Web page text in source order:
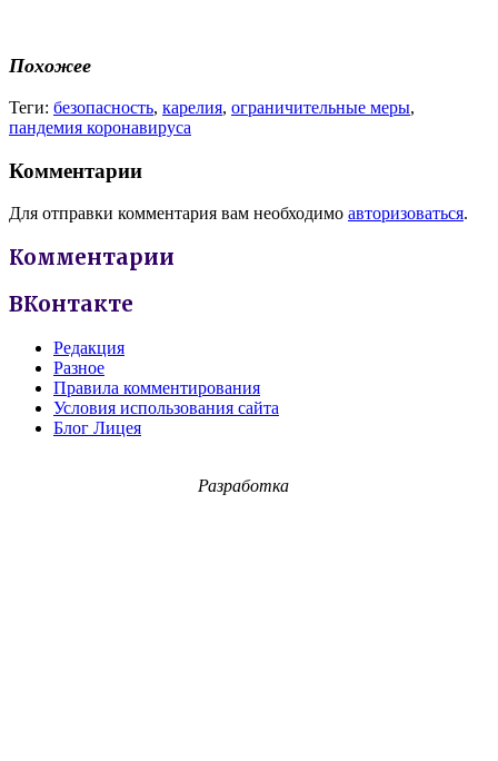
Похожее
Теги: безопасность, карелия, ограничительные меры,
пандемия коронавируса
Комментарии
Для отправки комментария вам необходимо авторизоваться.
Комментарии
ВКонтакте
Редакция
Разное
Правила комментирования
Условия использования сайта
Блог Лицея
Разработка